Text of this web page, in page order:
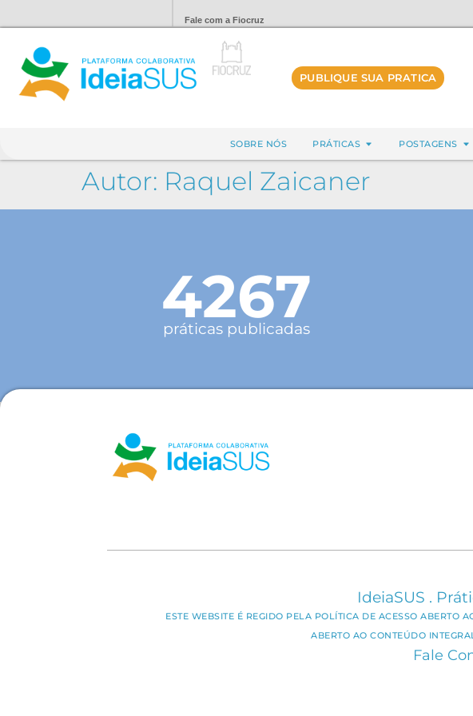
Fale com a Fiocruz
PUBLIQUE SUA PRATICA
SOBRE NÓS PRÁTICAS POSTAGENS
Autor: Raquel Zaicaner
4267
práticas publicadas
IdeiaSUS .
ESTE WEBSITE É REGIDO PELA POLÍTICA DE ACESSO ABERTO
ABERTO AO CONTEÚDO
Fale